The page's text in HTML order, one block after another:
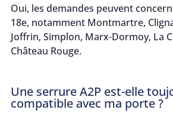
Oui, les demandes peuvent
18e, notamment Montmartre,
Joffrin, Simplon, Marx-Dormoy, La
Château Rouge.
Une serrure A2P est-elle
compatible avec ma porte ?